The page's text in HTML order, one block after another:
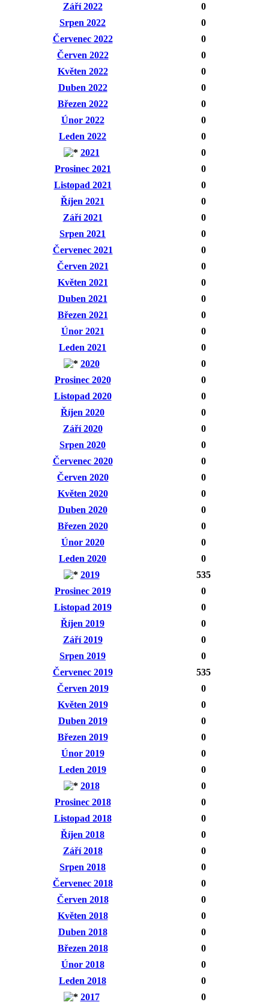
Září 2022
0
Srpen 2022
0
Červenec 2022
0
Červen 2022
0
Květen 2022
0
Duben 2022
0
Březen 2022
0
Únor 2022
0
Leden 2022
0
2021
0
Prosinec 2021
0
Listopad 2021
0
Říjen 2021
0
Září 2021
0
Srpen 2021
0
Červenec 2021
0
Červen 2021
0
Květen 2021
0
Duben 2021
0
Březen 2021
0
Únor 2021
0
Leden 2021
0
2020
0
Prosinec 2020
0
Listopad 2020
0
Říjen 2020
0
Září 2020
0
Srpen 2020
0
Červenec 2020
0
Červen 2020
0
Květen 2020
0
Duben 2020
0
Březen 2020
0
Únor 2020
0
Leden 2020
0
2019
535
Prosinec 2019
0
Listopad 2019
0
Říjen 2019
0
Září 2019
0
Srpen 2019
0
Červenec 2019
535
Červen 2019
0
Květen 2019
0
Duben 2019
0
Březen 2019
0
Únor 2019
0
Leden 2019
0
2018
0
Prosinec 2018
0
Listopad 2018
0
Říjen 2018
0
Září 2018
0
Srpen 2018
0
Červenec 2018
0
Červen 2018
0
Květen 2018
0
Duben 2018
0
Březen 2018
0
Únor 2018
0
Leden 2018
0
2017
0